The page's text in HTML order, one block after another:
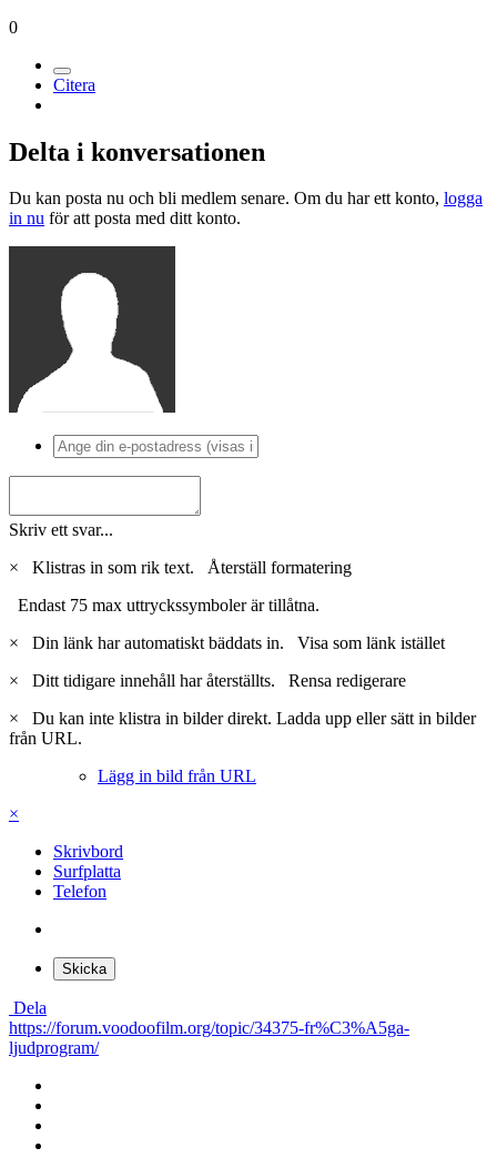
0
Citera
Delta i konversationen
Du kan posta nu och bli medlem senare. Om du har ett konto, logga
in nu för att posta med ditt konto.
Skriv ett svar...
×
Klistras in som rik text. Återställ formatering
Endast 75 max uttryckssymboler är tillåtna.
×
Din länk har automatiskt bäddats in. Visa som länk istället
×
Ditt tidigare innehåll har återställts. Rensa redigerare
×
Du kan inte klistra in bilder direkt. Ladda upp eller sätt in bilder
från URL.
Lägg in bild från URL
×
Skrivbord
Surfplatta
Telefon
Skicka
Dela
https://forum.voodoofilm.org/topic/34375-fr%C3%A5ga-
ljudprogram/